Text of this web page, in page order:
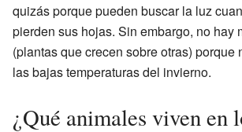
quizás porque pueden buscar la luz
pierden sus hojas. Sin embargo, no hay
(plantas que crecen sobre otras) porque
las bajas temperaturas del invierno.
¿Qué animales viven en